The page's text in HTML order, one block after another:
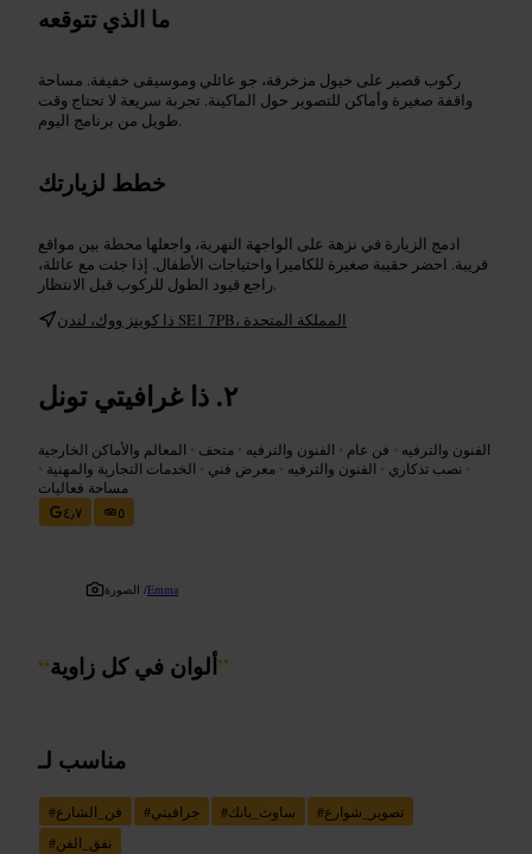
ما الذي تتوقعه
ركوب قصير على خيول مزخرفة، جو عائلي وموسيقى خفيفة. مساحة
واقفة صغيرة وأماكن للتصوير حول الماكينة. تجربة سريعة لا تحتاج وقت
طويل من برنامج اليوم.
خطط لزيارتك
ادمج الزيارة في نزهة على الواجهة النهرية، واجعلها محطة بين مواقع
قريبة. احضر حقيبة صغيرة للكاميرا واحتياجات الأطفال. إذا جئت مع عائلة،
راجع قيود الطول للركوب قبل الانتظار.
ذا كوينز ووك، لندن SE1 7PB، المملكة المتحدة
ذا غرافيتي تونل
الفنون والترفيه • فن عام • الفنون والترفيه • متحف • المعالم والأماكن الخارجية
• نصب تذكاري • الفنون والترفيه • معرض فني • الخدمات التجارية والمهنية •
مساحة فعاليات
٤٫٧
٥
الصورة /Emma
“ألوان في كل زاوية”
مناسب لـ
#فن_الشارع #جرافيتي #ساوث_بانك #تصوير_شوارع
#نفق_الفن